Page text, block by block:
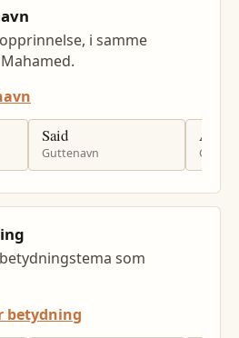
i samme
Said
Guttenavn
Adnan
som
betydning